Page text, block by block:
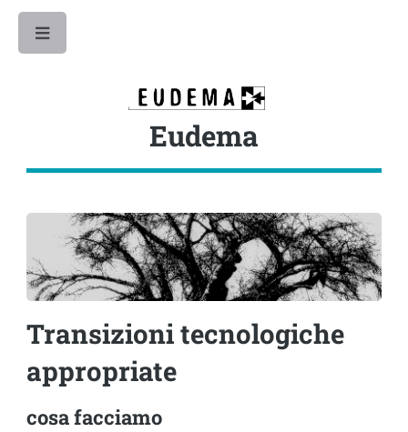
Eudema
Transizioni tecnologiche
appropriate
cosa facciamo